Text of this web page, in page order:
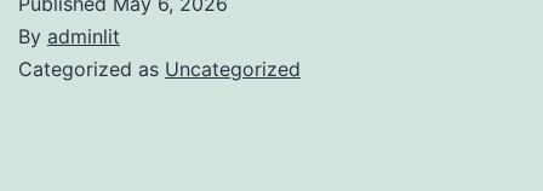
By adminlit
Categorized as Uncategorized